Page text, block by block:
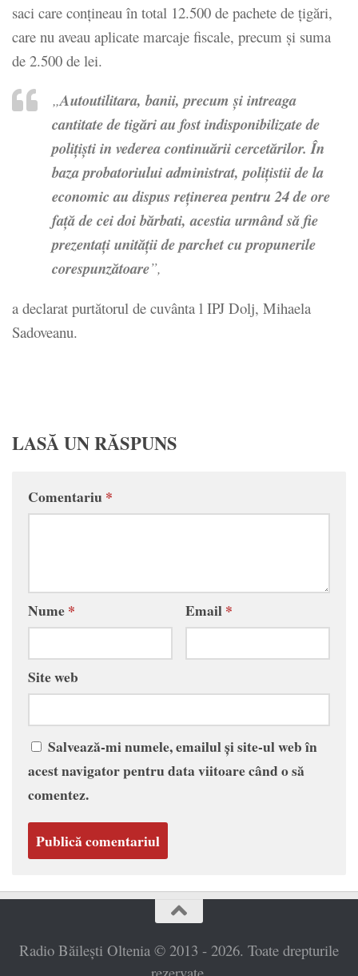
saci care conțineau în total 12.500 de pachete de țigări,
care nu aveau aplicate marcaje fiscale, precum şi suma
de 2.500 de lei.
„Autoutilitara, banii, precum și intreaga
cantitate de tigări au fost indisponibilizate de
polițiști in vederea continuării cercetărilor. În
baza probatoriului administrat, polițistii de la
economic au dispus reținerea pentru 24 de ore
față de cei doi bărbati, acestia urmând să fie
prezentați unității de parchet cu propunerile
corespunzătoare”,
a declarat purtătorul de cuvânta l IPJ Dolj, Mihaela
Sadoveanu.
LASĂ UN RĂSPUNS
Comentariu*
Nume* Email*
Site web
Salvează-mi numele, emailul și site-ul web în
acest navigator pentru data viitoare când o să
comentez.
Radio Băilești Oltenia © 2013 - 2026. Toate drepturile